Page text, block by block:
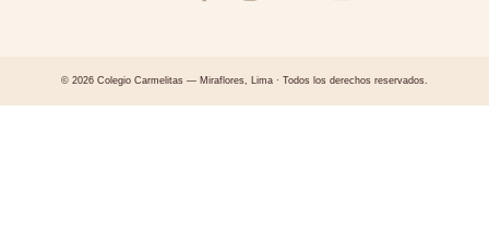
© 2026 Colegio Carmelitas — Miraflores, Lima · Todos los derechos reservados.